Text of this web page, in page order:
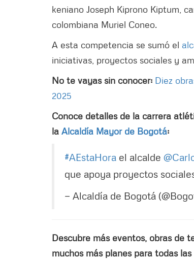
keniano Joseph Kiprono Kiptum,
colombiana Muriel Coneo.
A esta competencia se sumó el
iniciativas, proyectos sociales y
No te vayas sin conocer: Diez
2025
Conoce detalles de la carrera
la Alcaldía Mayor de Bogotá:
#AEstaHora el alcalde
que apoya proyectos
— Alcaldía de Bogotá
Descubre más eventos, obras de
muchos más planes para todas